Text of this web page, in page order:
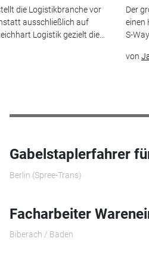
die Logistikbranche vor
ausschließlich auf
Logistik gezielt die...
Der
einen
S-
von
Gabelstaplerfahrer
Berlin (Spree-Trans)
Facharbeiter
Biberach / Baden